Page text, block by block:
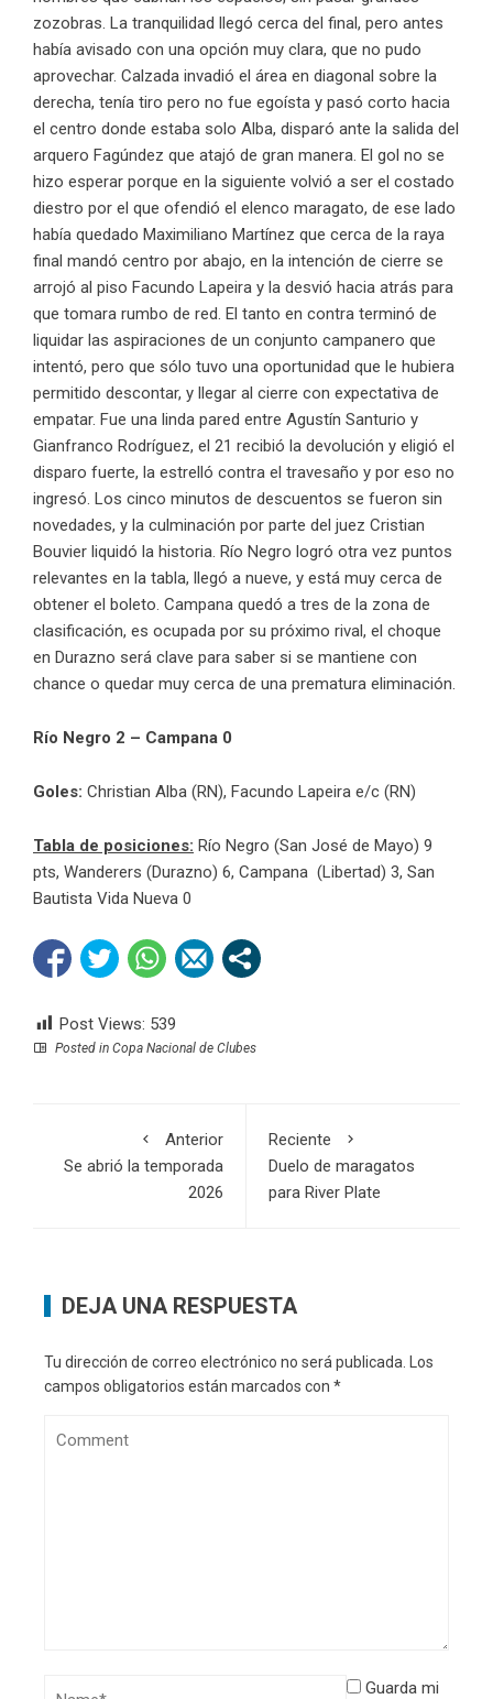
zozobras. La tranquilidad llegó cerca del final, pero antes
había avisado con una opción muy clara, que no pudo
aprovechar. Calzada invadió el área en diagonal sobre la
derecha, tenía tiro pero no fue egoísta y pasó corto hacia
el centro donde estaba solo Alba, disparó ante la salida del
arquero Fagúndez que atajó de gran manera. El gol no se
hizo esperar porque en la siguiente volvió a ser el costado
diestro por el que ofendió el elenco maragato, de ese lado
había quedado Maximiliano Martínez que cerca de la raya
final mandó centro por abajo, en la intención de cierre se
arrojó al piso Facundo Lapeira y la desvió hacia atrás para
que tomara rumbo de red. El tanto en contra terminó de
liquidar las aspiraciones de un conjunto campanero que
intentó, pero que sólo tuvo una oportunidad que le hubiera
permitido descontar, y llegar al cierre con expectativa de
empatar. Fue una linda pared entre Agustín Santurio y
Gianfranco Rodríguez, el 21 recibió la devolución y eligió el
disparo fuerte, la estrelló contra el travesaño y por eso no
ingresó. Los cinco minutos de descuentos se fueron sin
novedades, y la culminación por parte del juez Cristian
Bouvier liquidó la historia. Río Negro logró otra vez puntos
relevantes en la tabla, llegó a nueve, y está muy cerca de
obtener el boleto. Campana quedó a tres de la zona de
clasificación, es ocupada por su próximo rival, el choque
en Durazno será clave para saber si se mantiene con
chance o quedar muy cerca de una prematura eliminación.
Río Negro 2 – Campana 0
Goles: Christian Alba (RN), Facundo Lapeira e/c (RN)
Tabla de posiciones: Río Negro (San José de Mayo) 9
pts, Wanderers (Durazno) 6, Campana (Libertad) 3, San
Bautista Vida Nueva 0
Post Views: 539
Posted in Copa Nacional de Clubes
Anterior
Se abrió la temporada
2026
Reciente
Duelo de maragatos
para River Plate
DEJA UNA RESPUESTA
Tu dirección de correo electrónico no será publicada.
Los
campos obligatorios están marcados con *
Guarda mi